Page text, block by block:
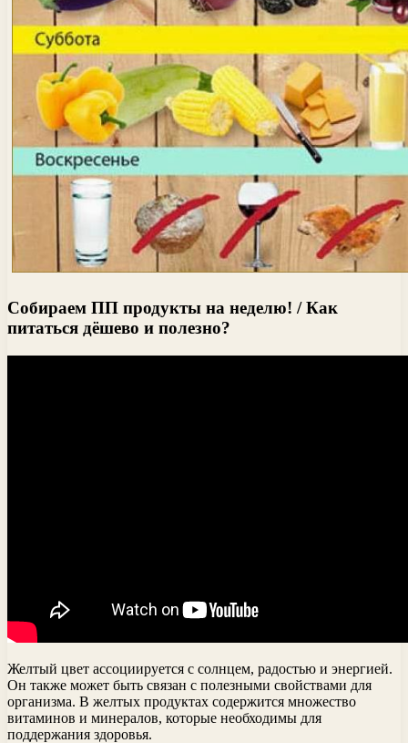
Собираем ПП продукты на неделю! / Как
питаться дёшево и полезно?
Желтый цвет ассоциируется с солнцем, радостью и энергией.
Он также может быть связан с полезными свойствами для
организма. В желтых продуктах содержится множество
витаминов и минералов, которые необходимы для
поддержания здоровья.